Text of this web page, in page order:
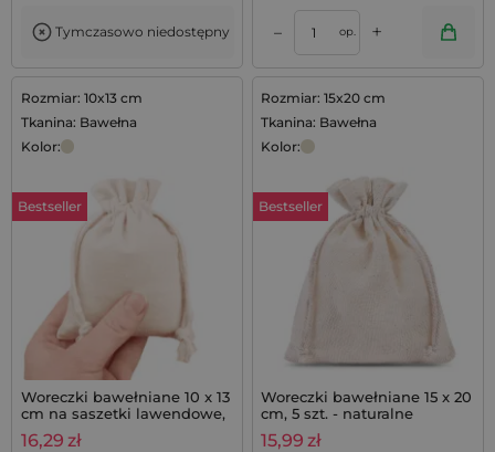
Tymczasowo niedostępny – op. +
Rozmiar: 10x13 cm
Tkanina: Bawełna
Kolor:
Bestseller
Woreczki bawełniane 10 x 13
cm na saszetki lawendowe,
komplet 10 szt.
16,29 zł
Rozmiar: 15x20 cm
Tkanina: Bawełna
Kolor:
Bestseller
Woreczki bawełniane 15 x 20
cm, 5 szt. - naturalne
opakowania
15,99 zł